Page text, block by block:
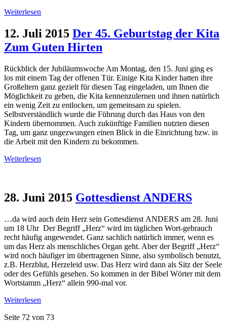
Weiterlesen
12. Juli 2015 Der 45. Geburtstag der Kita
Zum Guten Hirten
Rückblick der Jubiläumswoche Am Montag, den 15. Juni ging es
los mit einem Tag der offenen Tür. Einige Kita Kinder hatten ihre
Großeltern ganz gezielt für diesen Tag eingeladen, um Ihnen die
Möglichkeit zu geben, die Kita kennenzulernen und ihnen natürlich
ein wenig Zeit zu entlocken, um gemeinsam zu spielen.
Selbstverständlich wurde die Führung durch das Haus von den
Kindern übernommen. Auch zukünftige Familien nutzten diesen
Tag, um ganz ungezwungen einen Blick in die Einrichtung bzw. in
die Arbeit mit den Kindern zu bekommen.
Weiterlesen
28. Juni 2015 Gottesdienst ANDERS
…da wird auch dein Herz sein Gottesdienst ANDERS am 28. Juni
um 18 Uhr Der Begriff „Herz“ wird im täglichen Wort-gebrauch
recht häufig angewendet. Ganz sachlich natürlich immer, wenn es
um das Herz als menschliches Organ geht. Aber der Begriff „Herz“
wird noch häufiger im übertragenen Sinne, also symbolisch benutzt,
z.B. Herzblut, Herzeleid usw. Das Herz wird dann als Sitz der Seele
oder des Gefühls gesehen. So kommen in der Bibel Wörter mit dem
Wortstamm „Herz“ allein 990-mal vor.
Weiterlesen
Seite 72 von 73